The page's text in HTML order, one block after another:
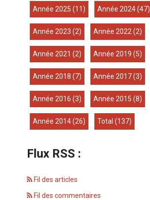
année 2025 (11) année 2024(47)
année 2023 (2) année 2022 (2)
année 2021 (2) année 2019 (5)
année 2018 (7) année 2017(3)
année 2016 (3) année 2015 (8)
année 2014(26) total (137)
Flux RSS :
Fil des articles
Fil des commentaires